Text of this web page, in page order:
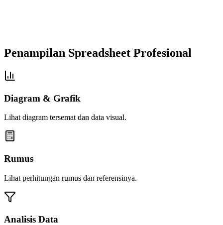
Penampilan Spreadsheet Profesional
Diagram & Grafik
Lihat diagram tersemat dan data visual.
Rumus
Lihat perhitungan rumus dan referensinya.
Analisis Data